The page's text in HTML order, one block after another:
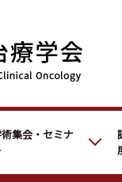
まへ
集会・セミナ